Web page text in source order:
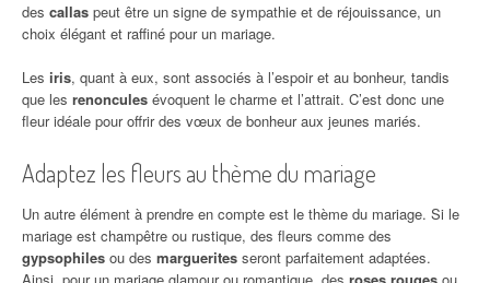
des callas peut être un signe de sympathie et de réjouissance, un
choix élégant et raffiné pour un mariage.
Les iris, quant à eux, sont associés à l’espoir et au bonheur, tandis
que les renoncules évoquent le charme et l’attrait. C’est donc une
fleur idéale pour offrir des vœux de bonheur aux jeunes mariés.
Adaptez les fleurs au thème du mariage
Un autre élément à prendre en compte est le thème du mariage. Si le
mariage est champêtre ou rustique, des fleurs comme des
gypsophiles ou des marguerites seront parfaitement adaptées.